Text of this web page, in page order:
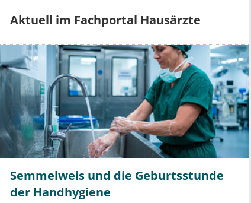
Aktuell im Fachportal Hausärzte
Semmelweis und die Geburtsstunde
der Handhygiene